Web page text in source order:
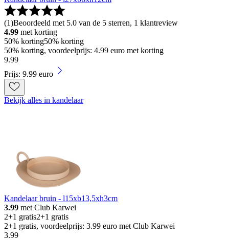
(1)Beoordeeld met 5.0 van de 5 sterren, 1 klantreview
4.99 met korting
50% korting50% korting
50% korting, voordeelprijs: 4.99 euro met korting
9.99
Prijs: 9.99 euro
Bekijk alles in kandelaar
Kandelaar bruin - l15xb13,5xh3cm
3.99 met Club Karwei
2+1 gratis2+1 gratis
2+1 gratis, voordeelprijs: 3.99 euro met Club Karwei
3.99